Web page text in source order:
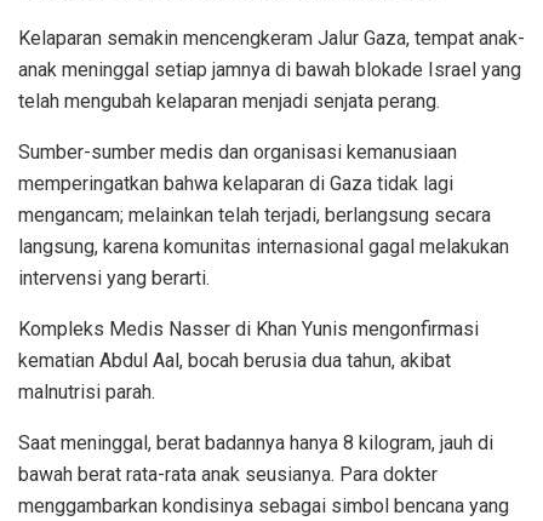
Kelaparan semakin mencengkeram Jalur Gaza, tempat anak-
anak meninggal setiap jamnya di bawah blokade Israel yang
telah mengubah kelaparan menjadi senjata perang.
Sumber-sumber medis dan organisasi kemanusiaan
memperingatkan bahwa kelaparan di Gaza tidak lagi
mengancam; melainkan telah terjadi, berlangsung secara
langsung, karena komunitas internasional gagal melakukan
intervensi yang berarti.
Kompleks Medis Nasser di Khan Yunis mengonfirmasi
kematian Abdul Aal, bocah berusia dua tahun, akibat
malnutrisi parah.
Saat meninggal, berat badannya hanya 8 kilogram, jauh di
bawah berat rata-rata anak seusianya. Para dokter
menggambarkan kondisinya sebagai simbol bencana yang